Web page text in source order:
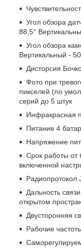
Угол обзора
88,5°
Угол обзора
Вертикальный -
Дисторсия
Фото при
пикселей (по
серий до 5 штук
Инфракрасная
Питание 4
Напряжение
Срок работы от
включенной
Радиопротокол
Дальность
открытом
Двусторонняя
Рабочие